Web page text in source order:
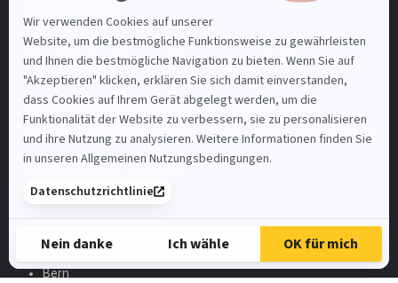
info@impirio.ch
Facebook
Instagram
Linkedin
UNSERE ANGEBOTE UNTER
Zürich
Basel-Stadt
Bern